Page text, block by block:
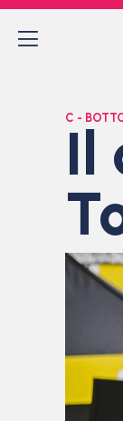
C -
Il